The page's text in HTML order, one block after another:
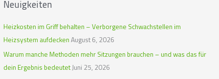
a
c
h
Neuigkeiten
Heizkosten im Griff behalten – Verborgene Schwachstellen im
Heizsystem aufdecken August 6, 2026
Warum manche Methoden mehr Sitzungen brauchen – und was das für
dein Ergebnis bedeutetJuni 25, 2026